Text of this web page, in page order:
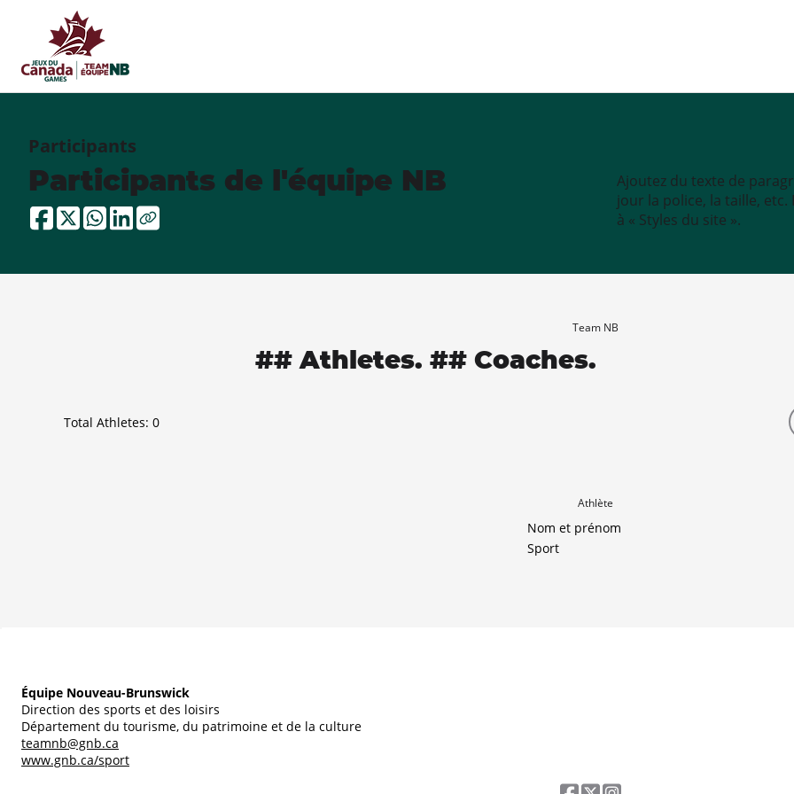
Participants
Participants de l'équipe NB
Ajoutez du texte de
jour la police, la taille,
à « Styles du site ».
Team NB
## Athletes. ## Coaches.
Total Athletes: 0
Athlète
Nom et prénom
Sport
Équipe Nouveau-Brunswick
Direction des sports et des loisirs
Département du tourisme, du patrimoine et de la culture
teamnb@gnb.ca
www.gnb.ca/sport